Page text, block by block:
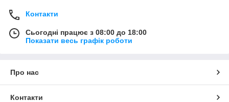
Контакти
Сьогодні працює з 08:00 до 18:00
Показати весь графік роботи
Про нас
Контакти